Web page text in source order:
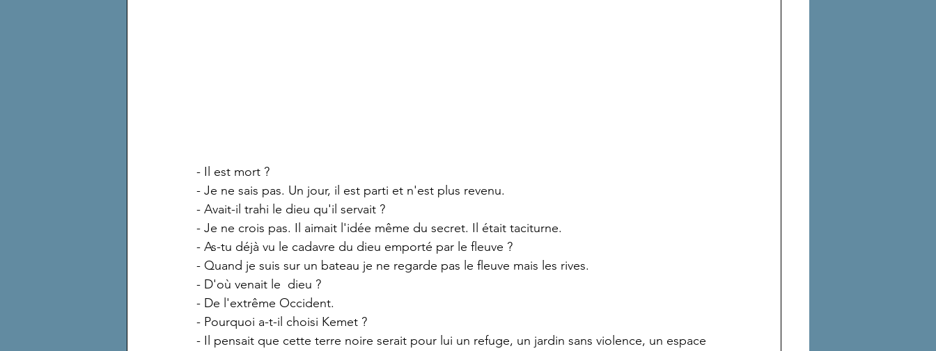
- Il est mort ?
- Je ne sais pas. Un jour, il est parti et n'est plus revenu.
- Avait-il trahi le dieu qu'il servait ?
- Je ne crois pas. Il aimait l'idée même du secret. Il était taciturne.
- As-tu déjà vu le cadavre du dieu emporté par le fleuve ?
- Quand je suis sur un bateau je ne regarde pas le fleuve mais les rives.
- D'où venait le  dieu ?
- De l'extrême Occident.
- Pourquoi a-t-il choisi Kemet ?
- Il pensait que cette terre noire serait pour lui un refuge, un jardin sans violence, un espace